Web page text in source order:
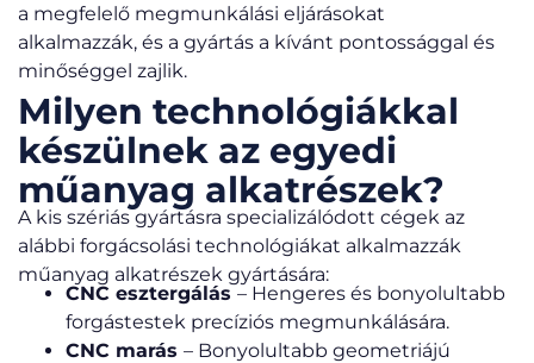
a megfelelő megmunkálási eljárásokat
alkalmazzák, és a gyártás a kívánt pontossággal és
minőséggel zajlik.
Milyen technológiákkal
készülnek az egyedi
műanyag alkatrészek?
A kis szériás gyártásra specializálódott cégek az
alábbi forgácsolási technológiákat alkalmazzák
műanyag alkatrészek gyártására:
CNC esztergálás– Hengeres és bonyolultabb
forgástestek precíziós megmunkálására.
CNC marás – Bonyolultabb geometriájú